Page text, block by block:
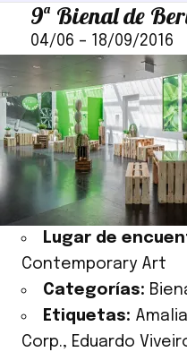
9ª Bienal de
04/06 – 18/09/2016
Lugar de
Contemporary Art
Categorías:
Etiquetas:
Corp., Eduardo